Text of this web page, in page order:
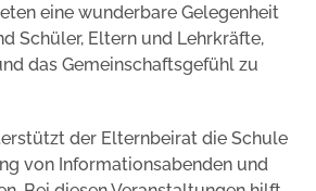
eine wunderbare Gelegenheit
Schüler, Eltern und Lehrkräfte,
das Gemeinschaftsgefühl zu
der Elternbeirat die Schule
von Informationsabenden und